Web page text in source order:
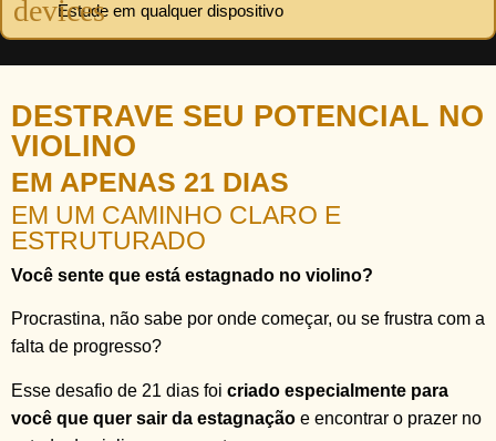
Estude em qualquer dispositivo
DESTRAVE SEU POTENCIAL NO
VIOLINO
EM APENAS 21 DIAS
EM UM CAMINHO CLARO E
ESTRUTURADO
Você sente que está estagnado no violino?
Procrastina, não sabe por onde começar, ou se frustra com a
falta de progresso?
Esse desafio de 21 dias foi criado especialmente para
você que quer sair da estagnação e encontrar o prazer no